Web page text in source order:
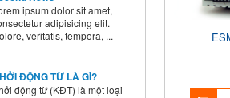
veritatis, tempora, ...
cụ điện dùng ...